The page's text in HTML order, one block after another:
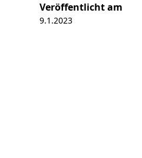
Veröffentlicht am
9.1.2023